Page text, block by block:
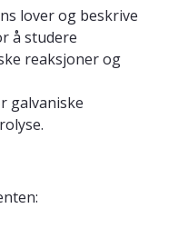
lover og beskrive
å studere
reaksjoner og
galvaniske